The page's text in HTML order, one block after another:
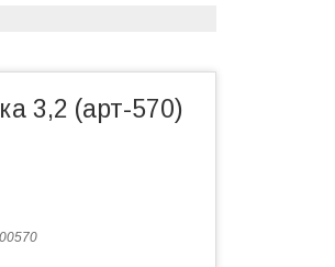
3,2 (арт-570)